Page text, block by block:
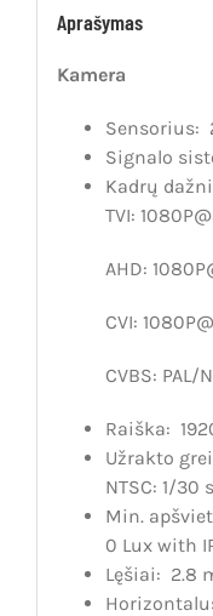
Aprašymas
Kamera
Sensorius:
Signalo
Kadrų
TVI:
AHD:
CVI:
CVBS: PAL/
Raiška:
Užrakto
NTSC: 1/30
Min.
0 Lux with
Lęšiai: 2.8